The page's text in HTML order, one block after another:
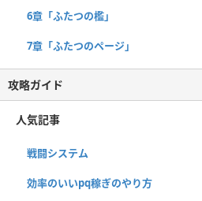
6章「ふたつの檻」
7章「ふたつのページ」
攻略ガイド
人気記事
戦闘システム
効率のいいpq稼ぎのやり方